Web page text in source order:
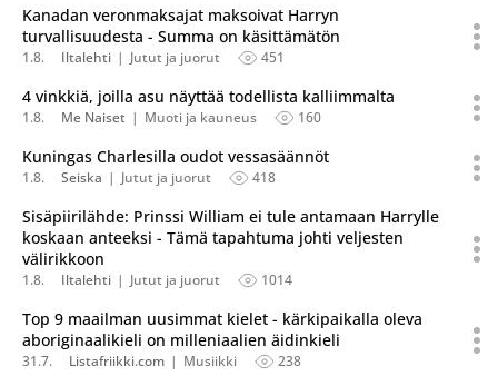
Kanadan veronmaksajat maksoivat Harryn
turvallisuudesta - Summa on käsittämätön
1.8. Iltalehti Jutut ja juorut 451
4 vinkkiä, joilla asu näyttää todellista kalliimmalta
1.8. Me Naiset Muoti ja kauneus 160
Kuningas Charlesilla oudot vessasäännöt
1.8. Seiska Jutut ja juorut 418
Sisäpiirilähde: Prinssi William ei tule antamaan Harrylle
koskaan anteeksi - Tämä tapahtuma johti veljesten
välirikkoon
1.8. Iltalehti Jutut ja juorut 1014
Top 9 maailman uusimmat kielet - kärkipaikalla oleva
aboriginaalikieli on milleniaalien äidinkieli
31.7. Listafriikki.com Musiikki 238